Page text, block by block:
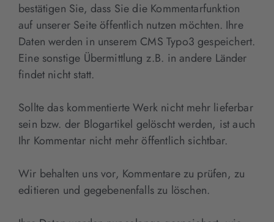
bestätigen Sie, dass Sie die Kommentarfunktion
auf unserer Seite öffentlich nutzen möchten. Ihre
Daten werden in unserem CMS Typo3 gespeichert.
Eine sonstige Übermittlung z.B. in andere Länder
findet nicht statt.
Sollte das kommentierte Werk nicht mehr lieferbar
sein bzw. der Blogartikel gelöscht werden, ist auch
Ihr Kommentar nicht mehr öffentlich sichtbar.
Wir behalten uns vor, Kommentare zu prüfen, zu
editieren und gegebenenfalls zu löschen.